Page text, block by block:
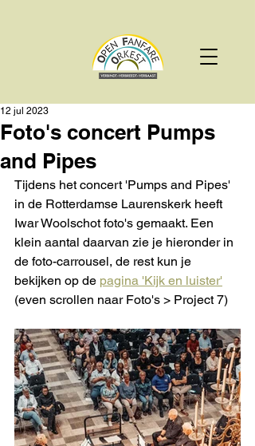
Foto's concert Pumps
and Pipes
12 jul 2023
Tijdens het concert 'Pumps and Pipes'
in de Rotterdamse Laurenskerk heeft
Iwar Woolschot foto's gemaakt. Een
klein aantal daarvan zie je hieronder in
de foto-carrousel, de rest kun je
bekijken op de pagina 'Kijk en luister'
(even scrollen naar Foto's > Project 7)